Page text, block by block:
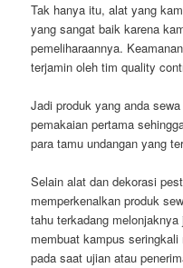
Tak hanya itu, alat yang
yang sangat baik karena
pemeliharaannya.
terjamin oleh tim quality
Jadi produk yang anda
pemakaian pertama
para tamu undangan yang
Selain alat dan dekorasi
memperkenalkan produk
tahu terkadang
membuat kampus
pada saat ujian atau